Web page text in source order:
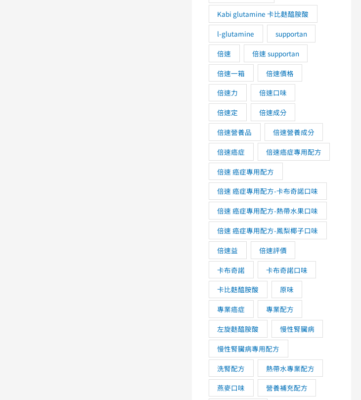
Kabi glutamine 卡比麩醯胺酸
l-glutamine
supportan
倍速
倍速 supportan
倍速一箱
倍速價格
倍速力
倍速口味
倍速定
倍速成分
倍速營養品
倍速營養成分
倍速癌症
倍速癌症專用配方
倍速 癌症專用配方
倍速 癌症專用配方-卡布奇諾口味
倍速 癌症專用配方-熱帶水果口味
倍速 癌症專用配方-鳳梨椰子口味
倍速益
倍速評價
卡布奇諾
卡布奇諾口味
卡比麩醯胺酸
原味
專業癌症
專業配方
左旋麩醯胺酸
慢性腎臟病
慢性腎臟病專用配方
洗腎配方
熱帶水專業配方
燕麥口味
營養補充配方